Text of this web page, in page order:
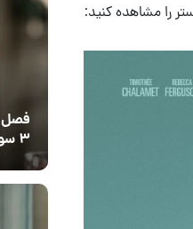
را مشاهده کنید:
۳ سوال بزرگ و تئوری‌های مهم